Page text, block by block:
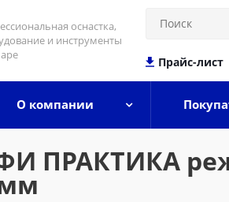
оснастка,
и инструменты
Прайс-лист
О компании
ПРАКТИКА